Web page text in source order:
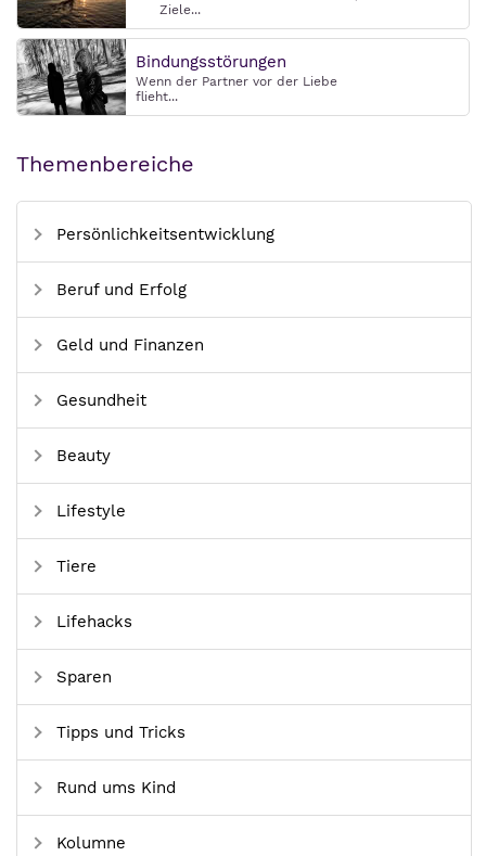
Ziele...
Bindungsstörungen
Wenn der Partner vor der Liebe
flieht...
Themenbereiche
Persönlichkeitsentwicklung
Beruf und Erfolg
Geld und Finanzen
Gesundheit
Beauty
Lifestyle
Tiere
Lifehacks
Sparen
Tipps und Tricks
Rund ums Kind
Kolumne